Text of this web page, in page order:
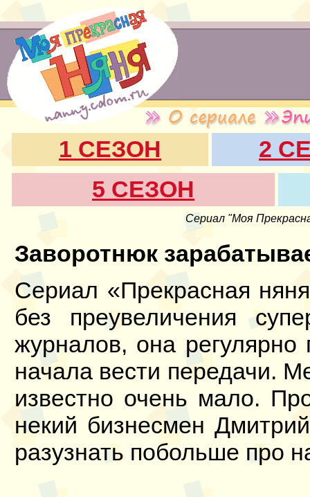
1 СЕЗОН
2
5 СЕЗОН
Сериал "Моя
Заворотнюк
Сериал «Прекрасная
без преувеличения
журналов, она
начала вести передачи.
известно очень мало.
некий бизнесмен
разузнать побольше про